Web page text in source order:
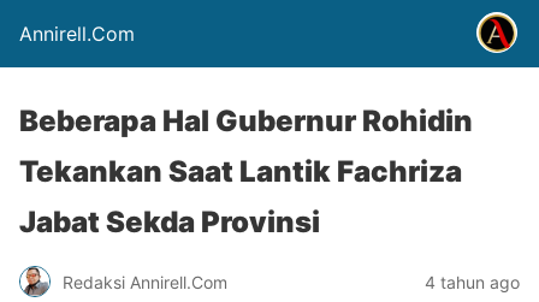
Annirell.Com
Beberapa Hal Gubernur Rohidin
Tekankan Saat Lantik Fachriza
Jabat Sekda Provinsi
Redaksi Annirell.Com 4 tahun ago